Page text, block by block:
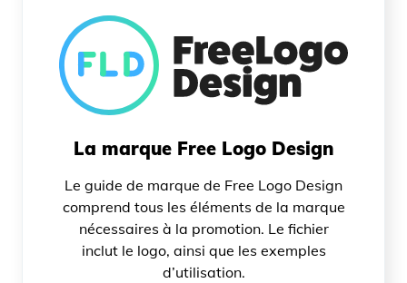
La marque Free Logo Design
Le guide de marque de Free Logo Design
comprend tous les éléments de la marque
nécessaires à la promotion. Le fichier
inclut le logo, ainsi que les exemples
d’utilisation.